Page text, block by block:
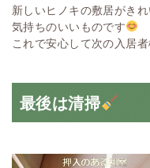
新しいヒノキの敷居がき
気持ちのいいものです
これで安心して次の入居
最後は清掃